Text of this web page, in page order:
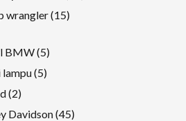
wrangler 1515
BMW 55
produk
lampu 55
22
produk
Davidson 4545